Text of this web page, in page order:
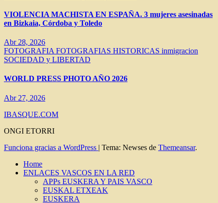
VIOLENCIA MACHISTA EN ESPAÑA. 3 mujeres asesinadas
en Bizkaia, Córdoba y Toledo
Abr 28, 2026
FOTOGRAFIA FOTOGRAFIAS HISTORICAS inmigracion
SOCIEDAD y LIBERTAD
WORLD PRESS PHOTO AÑO 2026
Abr 27, 2026
IBASQUE.COM
ONGI ETORRI
Funciona gracias a WordPress | Tema: Newses de Themeansar.
Home
ENLACES VASCOS EN LA RED
APPs EUSKERA Y PAIS VASCO
EUSKAL ETXEAK
EUSKERA